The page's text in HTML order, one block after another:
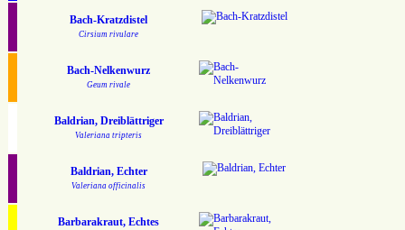
Bach-Kratzdistel
Cirsium rivulare
Bach-Nelkenwurz
Geum rivale
Baldrian, Dreiblättriger
Valeriana tripteris
Baldrian, Echter
Valeriana officinalis
Barbarakraut, Echtes